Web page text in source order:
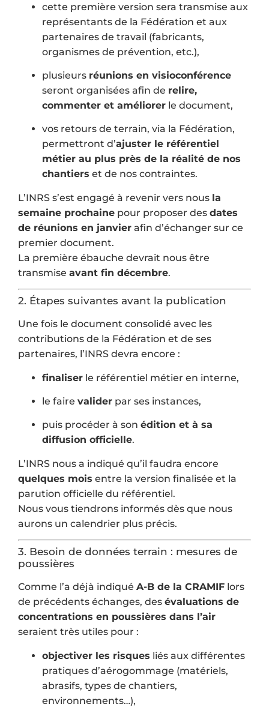
cette première version sera transmise aux
représentants de la Fédération et aux
partenaires de travail (fabricants,
organismes de prévention, etc.),
plusieurs réunions en visioconférence
seront organisées afin de relire,
commenter et améliorer le document,
vos retours de terrain, via la Fédération,
permettront d’ajuster le référentiel
métier au plus près de la réalité de nos
chantiers et de nos contraintes.
L’INRS s’est engagé à revenir vers nous la
semaine prochaine pour proposer des dates
de réunions en janvier afin d’échanger sur ce
premier document.
La première ébauche devrait nous être
transmise avant fin décembre.
2. Étapes suivantes avant la publication
Une fois le document consolidé avec les
contributions de la Fédération et de ses
partenaires, l’INRS devra encore :
finaliser le référentiel métier en interne,
le faire valider par ses instances,
puis procéder à son édition et à sa
diffusion officielle.
L’INRS nous a indiqué qu’il faudra encore
quelques mois entre la version finalisée et la
parution officielle du référentiel.
Nous vous tiendrons informés dès que nous
aurons un calendrier plus précis.
3. Besoin de données terrain : mesures de
poussières
Comme l’a déjà indiqué A-B de la CRAMIF lors
de précédents échanges, des évaluations de
concentrations en poussières dans l’air
seraient très utiles pour :
objectiver les risques liés aux différentes
pratiques d’aérogommage (matériels,
abrasifs, types de chantiers,
environnements…),